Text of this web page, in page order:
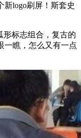
logo刷屏！斯套史
标志组合，复古的
一瞧，怎么又有一点